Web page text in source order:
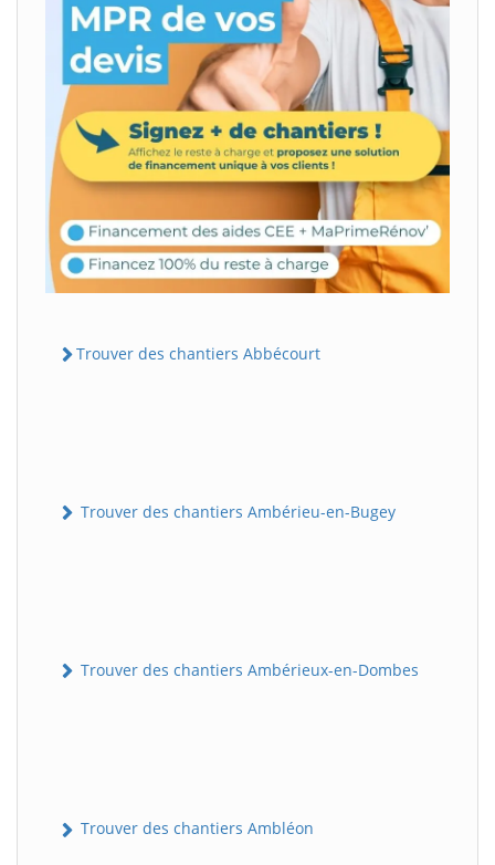
Trouver des chantiers Abbécourt
Trouver des chantiers Ambérieu-en-Bugey
Trouver des chantiers Ambérieux-en-Dombes
Trouver des chantiers Ambléon